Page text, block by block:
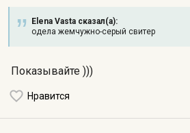
Elena Vasta сказал(а):
одела жемчужно-серый свитер
Показывайте )))
Нравится